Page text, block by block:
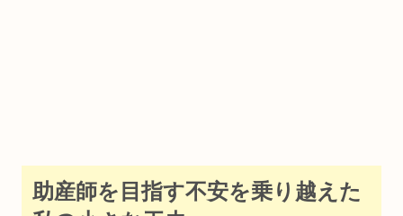
助産師を目指す不安を乗り越えた